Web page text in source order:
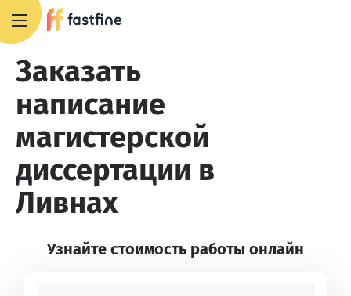
Заказать
написание
магистерской
диссертации в
Ливнах
Узнайте стоимость работы онлайн